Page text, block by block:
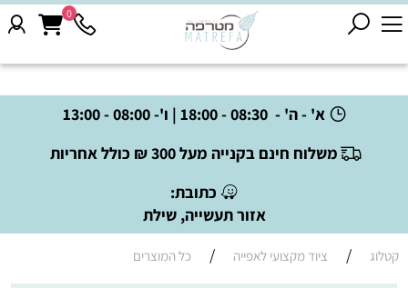
א' - ה' - 08:30 - 18:00 | ו'- 08:00 - 13:00
משלוח חינם בקנייה מעל 300 ₪ כולל אחריות
כתובת:
אזור תעשייה, שילת
0
קטלוג / ציוד מקצועי לאפייה / כל המוצרים